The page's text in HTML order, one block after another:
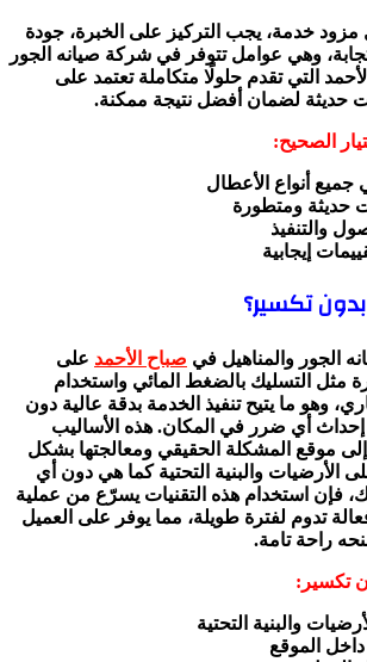
خدمة، يجب التركيز على الخبرة، جودة
وهي عوامل تتوفر في شركة صيانه الجور
التي تقدم حلولًا متكاملة تعتمد على
حديثة لضمان أفضل نتيجة ممكنة.
الصحيح:
أنواع الأعطال
حديثة ومتطورة
والتنفيذ
إيجابية
تكسير؟
الجور والمناهيل في صباح الأحمد على
مثل التسليك بالضغط المائي واستخدام
وهو ما يتيح تنفيذ الخدمة بدقة عالية دون
إحداث أي ضرر في المكان. هذه الأساليب
موقع المشكلة الحقيقي ومعالجتها بشكل
الأرضيات والبنية التحتية كما هي دون أي
فإن استخدام هذه التقنيات يسرّع من عملية
تدوم لفترة طويلة، مما يوفر على العميل
راحة تامة.
تكسير:
والبنية التحتية
الموقع